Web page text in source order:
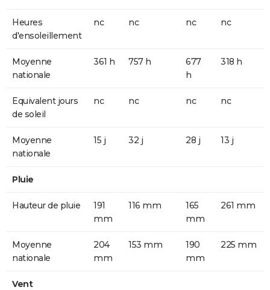
Heures
d'ensoleillement
nc nc nc nc
Moyenne
nationale
361 h 757 h
677
h
318 h
Equivalent jours
de soleil
nc nc nc nc
Moyenne
nationale
15 j 32 j 28 j 13 j
Pluie
Hauteur de pluie
191
mm
116 mm
165
mm
261 mm
Moyenne
nationale
204
mm
153 mm
190
mm
225 mm
Vent